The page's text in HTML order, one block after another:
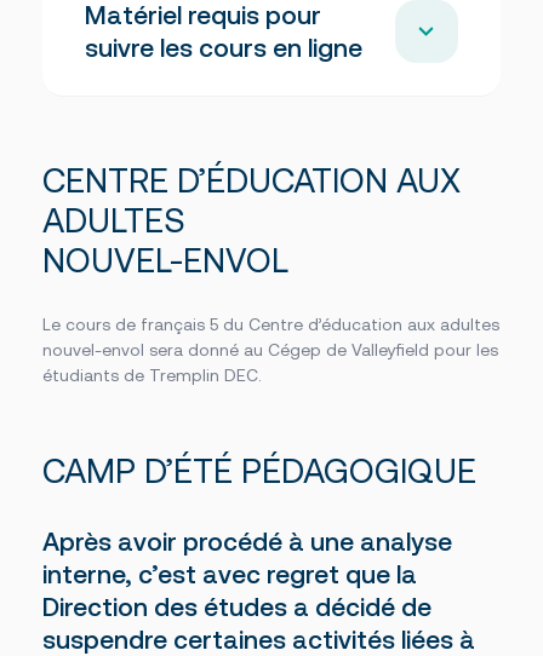
sont pas remboursables
2025.
Annulation par le Cégep
d’annuler un cours par manque d’inscriptions.
dans le hall d’entrée du Cégep de Valleyfield
durant la première semaine de cours.
Matériel requis pour
suivre les cours en ligne
Casque d’écoute avec micro intégré
Connexion Internet haute vitesse stable
Webcam et micro
CENTRE D’ÉDUCATION AUX
ADULTES
NOUVEL-ENVOL
Le cours de français 5 du Centre d’éducation aux adultes
nouvel-envol sera donné au Cégep de Valleyfield pour les
étudiants de Tremplin DEC.
CAMP D’ÉTÉ PÉDAGOGIQUE
Après avoir procédé à une analyse
interne, c’est avec regret que la
Direction des études a décidé de
suspendre certaines activités liées à